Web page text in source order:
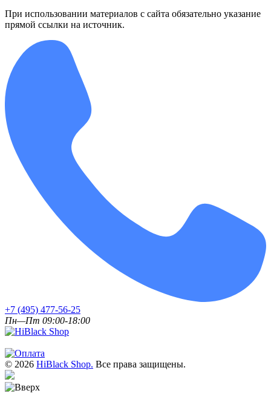
При использовании материалов с сайта обязательно указание
прямой ссылки на источник.
+7 (495) 477-56-25
Пн—Пт 09:00-18:00
© 2026 HiBlack Shop. Все права защищены.